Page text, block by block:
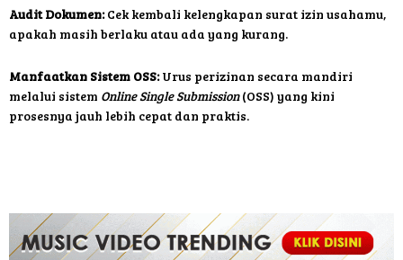
Audit Dokumen:Cek kembali kelengkapan surat izin usahamu,
apakah masih berlaku atau ada yang kurang.
Manfaatkan Sistem OSS:Urus perizinan secara mandiri
melalui sistem Online Single Submission(OSS) yang kini
prosesnya jauh lebih cepat dan praktis.